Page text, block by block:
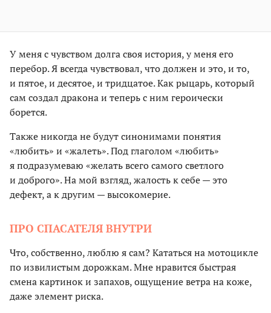
У меня с чувством долга своя история, у меня его
перебор. Я всегда чувствовал, что должен и это, и то,
и пятое, и десятое, и тридцатое. Как рыцарь, который
сам создал дракона и теперь с ним героически
борется.
Также никогда не будут синонимами понятия
«любить» и «жалеть». Под глаголом «любить»
я подразумеваю «желать всего самого светлого
и доброго». На мой взгляд, жалость к себе — это
дефект, а к другим — высокомерие.
ПРО СПАСАТЕЛЯ ВНУТРИ
Что, собственно, люблю я сам? Кататься на мотоцикле
по извилистым дорожкам. Мне нравится быстрая
смена картинок и запахов, ощущение ветра на коже,
даже элемент риска.